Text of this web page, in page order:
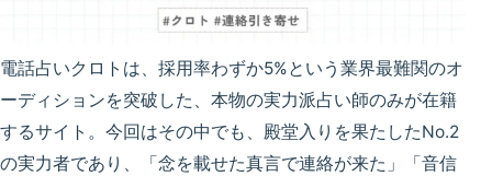
電話占いクロトは、採用率わずか5%という業界最難関のオ
ーディションを突破した、本物の実力派占い師のみが在籍
するサイト。今回はその中でも、殿堂入りを果たしたNo.2
の実力者であり、「念を載せた真言で連絡が来た」「音信